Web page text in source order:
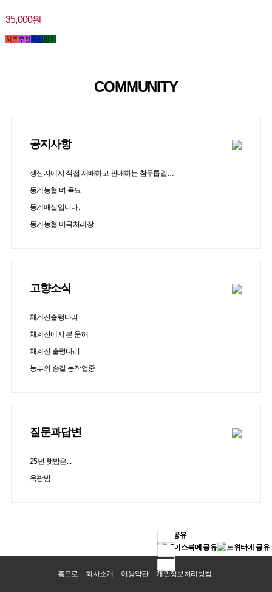
SNS 공유
SNS 공유
SNS 공유
SNS 공유
35,000원
히트추천최신인기
COMMUNITY
공지사항
동계농협 벼 육묘
동계매실입니다.
동계농협 미곡처리장
고향소식
채계산출렁다리
채계산에서 본 운해
채계산 출렁다리
농부의 손길 농작업중
질문과답변
25년 햇밤은....
옥광밤
홈으로 회사소개 이용약관 개인정보처리방침